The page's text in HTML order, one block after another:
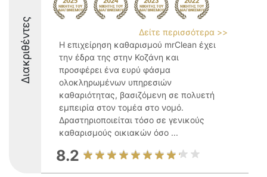
Διακριθέντες
Δείτε περισσότερα >>
Η επιχείρηση καθαρισμού mrClean έχει
την έδρα της στην Κοζάνη και
προσφέρει ένα ευρύ φάσμα
ολοκληρωμένων υπηρεσιών
καθαριότητας, βασιζόμενη σε πολυετή
εμπειρία στον τομέα στο νομό.
Δραστηριοποιείται τόσο σε γενικούς
καθαρισμούς οικιακών όσο ...
8.2